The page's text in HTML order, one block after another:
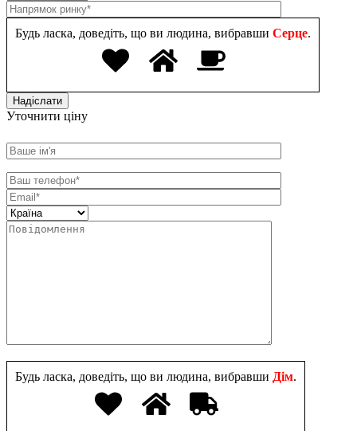
Будь ласка, доведіть, що ви людина, вибравши Серце.
Уточнити ціну
Будь ласка, доведіть, що ви людина, вибравши Дім.